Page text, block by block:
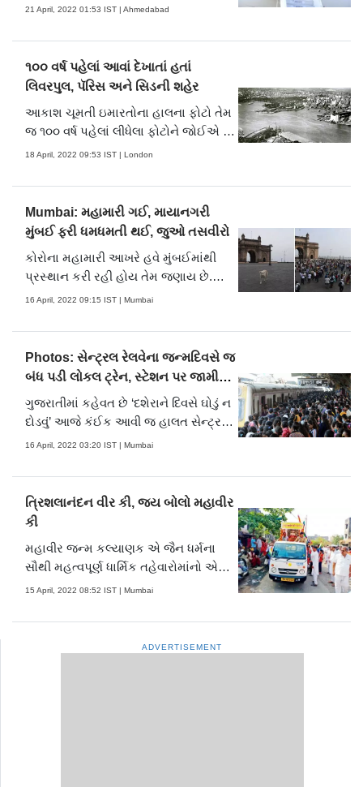
પહોંચ્યા ત્યારે ઍરપૉર્ટ પર તેમનું ઢોલ નગારાં
રાજ્યપાલ આચાર્ય દેવવ્રત પણ તેમના
સ્વાગત માટે પહોંચ્યા. બ્રિટીશ પીએમનો
રોડ શૉ ઍરપૉર્ટથી ગાંધી આશ્રમ સુધી યો.....
21 April, 2022 01:53 IST | Ahmedabad
૧૦૦ વર્ષ પહેલાં આવાં દેખાતાં હતાં
લિવરપુલ, પૅરિસ અને સિડની શહેર
આકાશ ચૂમતી ઇમારતોના હાલના ફોટો તેમ
જ ૧૦૦ વર્ષ પહેલાં લીધેલા ફોટોને જોઈએ તો
શહેરમાં જોવા મળતા પરિવર્તન અનુભવી
રેડિયો ટાવરનું અસ્તિત્વ જ નહોતું. એ
વખતનું લંડન અને આજના લંડન વચ્ચેનો
ફરક જોઈ શકાય છે. પૅરિસ અને લિવરપુ.....
18 April, 2022 09:53 IST | London
Mumbai: મહામારી ગઈ, માયાનગરી
મુંબઈ ફરી ધમધમતી થઈ, જુઓ તસવીરો
કોરોના મહામારી આખરે હવે મુંબઈમાંથી
પ્રસ્થાન કરી રહી હોય તેમ જણાય છે.
મુંબઈમાં દૈનિક કોરોના દર્દીઓની સંખ્યા પણ
સહિતના નિયમો પણ રાજ્ય સરકારે પાછા
ખેંચી લીધા છે. છેલ્લાં બે વર્ષમાં મહામારીની
ત્રણ લહેર છતાં મુંબઈએ ફરી ખૂબ.....
16 April, 2022 09:15 IST | Mumbai
Photos: સેન્ટ્રલ રેલવેના જન્મદિવસે જ
બંધ પડી લોકલ ટ્રેન, સ્ટેશન પર જામી
ભીડ
ગુજરાતીમાં કહેવત છે ‘દશેરાને દિવસે ઘોડું ન
દોડવું’ આજે કંઈક આવી જ હાલત સેન્ટ્રલ
રેલવેમાં જોવા મળી રહી છે. આજે સેન્ટ્રલ
આજે ​​170મા વર્ષમાં પ્રવેશ કર્યો છે ત્યારે
આજના દિવસે જ મુસાફરોને મોટો ફટકો
લાગ્યો.....
16 April, 2022 03:20 IST | Mumbai
ત્રિશલાનંદન વીર કી, જય બોલો મહાવીર
કી
મહાવીર જન્મ કલ્યાણક એ જૈન ધર્મના
સૌથી મહત્વપૂર્ણ ધાર્મિક તહેવારોમાંનો એક
છે. તે વર્તમાન અવસર્પિણીના ચોવીસમા અને
કરે છે. ગઈ કાલે શહેરમાં વિવિધ સ્થળઓએ
મહાવીર જયંતીની ઉજવણી કરવામાં આવી
15 April, 2022 08:52 IST | Mumbai
ADVERTISEMENT